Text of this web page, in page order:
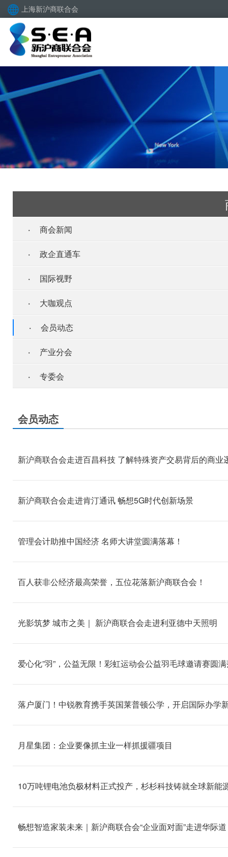
上海新沪商联合会
· 商会新闻
· 政企直通车
· 国际视野
· 大咖观点
· 会员动态
· 产业分会
· 专委会
会员动态
新沪商联合会走进百昌科技 了解特殊资产交易背后的商业
新沪商联合会走进肯汀通讯 畅想5G时代创新场景
管理会计助推中国经济 名师大讲堂圆满落幕！
百人获非公经济最高荣誉，五位花落新沪商联合会！
光影筑梦 城市之美｜ 新沪商联合会走进利亚德中天照明
爱心化”羽”，公益无限！彩虹运动会公益羽毛球邀请赛圆
落户厦门！中锐教育携手英国莱普顿公学，开启国际办学
月星集团：企业要像抓主业一样抓援疆项目
10万吨锂电池负极材料正式投产，杉杉科技铸就全球新能
畅想智造家装未来｜新沪商联合会“企业面对面”走进华际道